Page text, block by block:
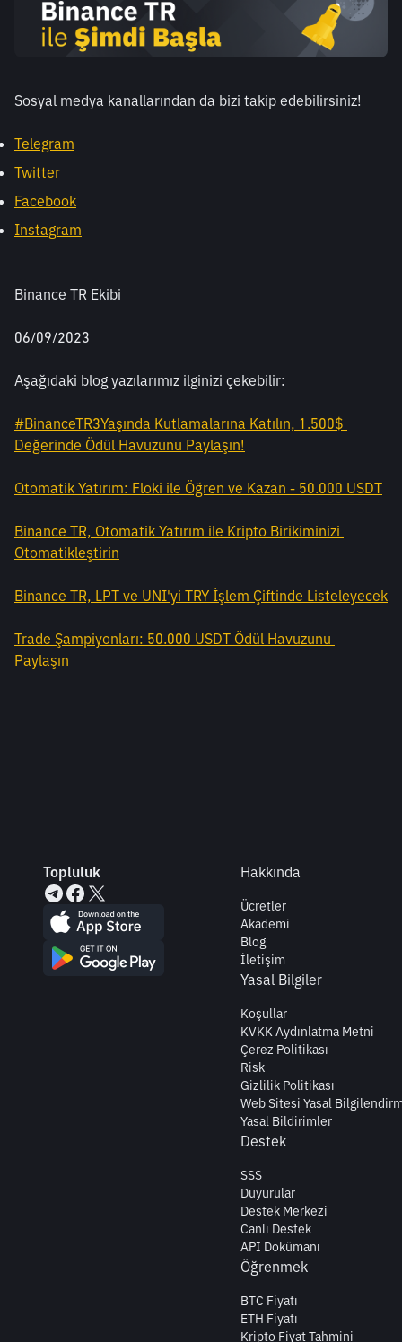
Sosyal medya kanallarından da bizi takip edebilirsiniz!
Telegram
Twitter
Facebook
Instagram
Binance TR Ekibi
06/09/2023
Aşağıdaki blog yazılarımız ilginizi çekebilir:
#BinanceTR3Yaşında Kutlamalarına Katılın, 1.500$
Değerinde Ödül Havuzunu Paylaşın!
Otomatik Yatırım: Floki ile Öğren ve Kazan - 50.000 USDT
Binance TR, Otomatik Yatırım ile Kripto Birikiminizi
Otomatikleştirin
Binance TR, LPT ve UNI'yi TRY İşlem Çiftinde Listeleyecek
Trade Şampiyonları: 50.000 USDT Ödül Havuzunu
Paylaşın
Topluluk Hakkında
Ücretler
Akademi
Blog
İletişim
Yasal Bilgiler
Koşullar
KVKK Aydınlatma Metni
Çerez Politikası
Risk
Gizlilik Politikası
Web Sitesi Yasal
Yasal Bildirimler
Destek
SSS
Duyurular
Destek Merkezi
Canlı Destek
API Dokümanı
Öğrenmek
BTC Fiyatı
ETH Fiyatı
Kripto Fiyat Tahmini